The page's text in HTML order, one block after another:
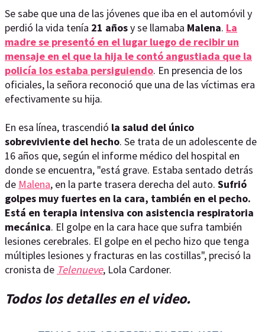
Se sabe que una de las jóvenes que iba en el automóvil y
perdió la vida tenía 21 añosy se llamaba Malena. La
madre se presentó en el lugar luego de recibir un
mensaje en el que la hija le contó angustiada que la
policía los estaba persiguiendo. En presencia de los
oficiales, la señora reconoció que una de las víctimas era
efectivamente su hija.
En esa línea, trascendió la salud del único
sobreviviente del hecho. Se trata de un adolescente de
16 años que, según el informe médico del hospital en
donde se encuentra, "está grave. Estaba sentado detrás
de Malena, en la parte trasera derecha del auto. Sufrió
golpes muy fuertes en la cara, también en el pecho.
Está en terapia intensiva con asistencia respiratoria
mecánica. El golpe en la cara hace que sufra también
lesiones cerebrales. El golpe en el pecho hizo que tenga
múltiples lesiones y fracturas en las costillas", precisó la
cronista de Telenueve, Lola Cardoner.
Todos los detalles en el video.